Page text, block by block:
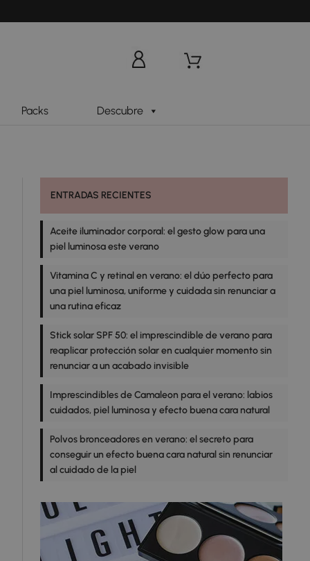
Packs Descubre
ENTRADAS RECIENTES
Aceite iluminador corporal: el gesto glow para una
piel luminosa este verano
Vitamina C y retinal en verano: el dúo perfecto para
una piel luminosa, uniforme y cuidada sin renunciar a
una rutina eficaz
Stick solar SPF 50: el imprescindible de verano para
reaplicar protección solar en cualquier momento sin
renunciar a un acabado invisible
Imprescindibles de Camaleon para el verano: labios
cuidados, piel luminosa y efecto buena cara natural
Polvos bronceadores en verano: el secreto para
conseguir un efecto buena cara natural sin renunciar
al cuidado de la piel